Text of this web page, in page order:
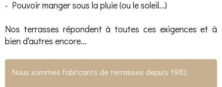
- Pouvoir manger sous la pluie (ou le soleil...)
Nos terrasses répondent à toutes ces exigences et à
bien d'autres encore...
Nous sommes fabricants de terrasses depuis 1982.